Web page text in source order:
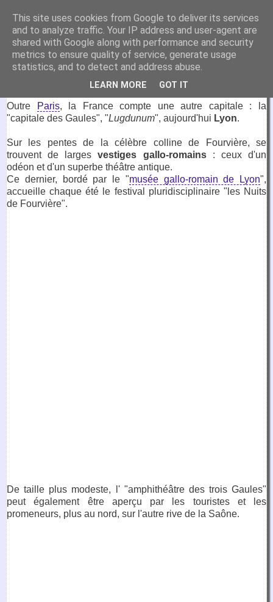
VirtuaFrance
Visitez la France depuis votre fauteuil.
14 octobre 2016
Vestiges gallo-romains, Lyon
Outre Paris, la France compte une autre capitale : la
"capitale des Gaules", "Lugdunum", aujourd'hui Lyon.
Sur les pentes de la célèbre colline de Fourvière, se
trouvent de largesvestiges gallo-romains: ceux d'un
odéon et d'un superbe théâtre antique.
Ce dernier, bordé par le "musée gallo-romain de Lyon",
accueille chaque été le festival pluridisciplinaire "les Nuits
de Fourvière".
De taille plus modeste, l' "amphithéâtre des trois Gaules"
peut également être aperçu par les touristes et les
promeneurs, plus au nord, sur l'autre rive de la Saône.
This site uses cookies from Google to deliver its services
and to analyze traffic. Your IP address and user-agent are
shared with Google along with performance and security
metrics to ensure quality of service, generate usage
statistics, and to detect and address abuse.
LEARN MORE GOT IT